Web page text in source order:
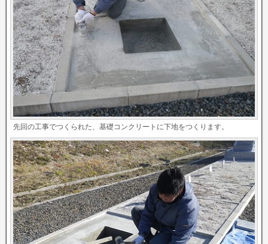
先回の工事でつくられた、基礎コンクリートに下地をつくります。